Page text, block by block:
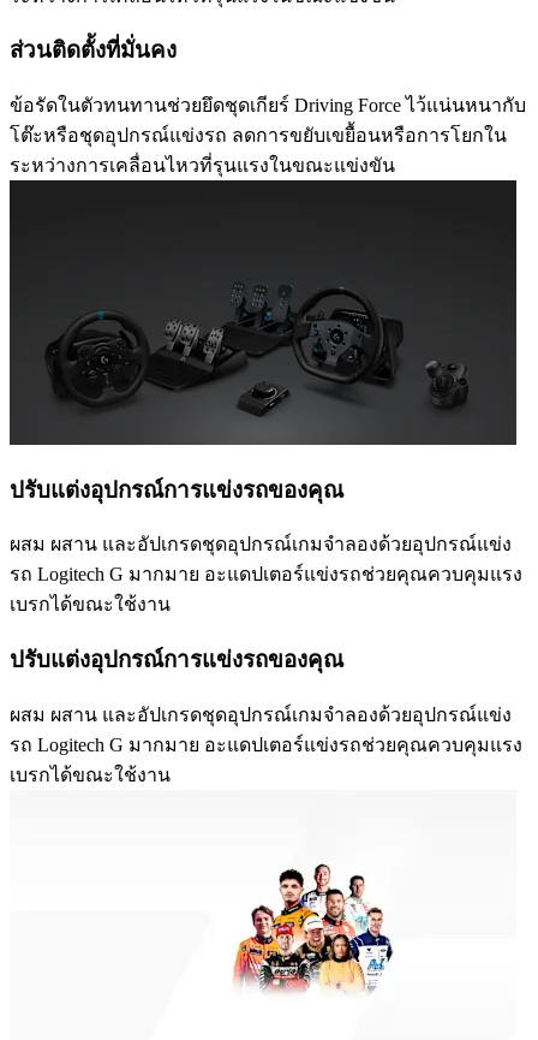
ส่วนติดตั้งที่มั่นคง
ข้อรัดในตัวทนทานช่วยยึดชุดเกียร์ Driving Force ไว้แน่นหนากับ
โต๊ะหรือชุดอุปกรณ์แข่งรถ ลดการขยับเขยื้อนหรือการโยกใน
ระหว่างการเคลื่อนไหวที่รุนแรงในขณะแข่งขัน
ปรับแต่งอุปกรณ์การแข่งรถของคุณ
ผสม ผสาน และอัปเกรดชุดอุปกรณ์เกมจำลองด้วยอุปกรณ์แข่ง
รถ Logitech G มากมาย อะแดปเตอร์แข่งรถช่วยคุณควบคุมแรง
เบรกได้ขณะใช้งาน
ปรับแต่งอุปกรณ์การแข่งรถของคุณ
ผสม ผสาน และอัปเกรดชุดอุปกรณ์เกมจำลองด้วยอุปกรณ์แข่ง
รถ Logitech G มากมาย อะแดปเตอร์แข่งรถช่วยคุณควบคุมแรง
เบรกได้ขณะใช้งาน